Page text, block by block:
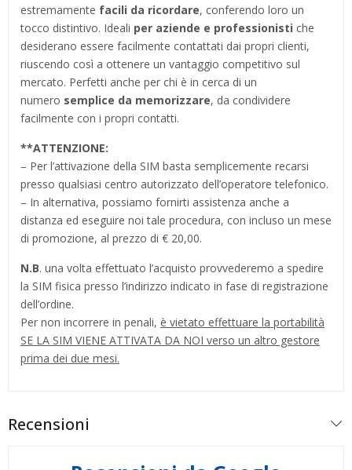
estremamente facili da ricordare, conferendo loro un
tocco distintivo. Ideali per aziende e professionisti che
desiderano essere facilmente contattati dai propri clienti,
riuscendo così a ottenere un vantaggio competitivo sul
mercato. Perfetti anche per chi è in cerca di un
numero semplice da memorizzare, da condividere
facilmente con i propri contatti.
**ATTENZIONE:
– Per l’attivazione della SIM basta semplicemente recarsi
presso qualsiasi centro autorizzato dell’operatore telefonico.
– In alternativa, possiamo fornirti assistenza anche a
distanza ed eseguire noi tale procedura, con incluso un mese
di promozione, al prezzo di € 20,00.
N.B. una volta effettuato l’acquisto provvederemo a spedire
la SIM fisica presso l’indirizzo indicato in fase di registrazione
dell’ordine.
Per non incorrere in penali, è vietato effettuare la portabilità
SE LA SIM VIENE ATTIVATA DA NOI verso un altro gestore
prima dei due mesi.
Recensioni